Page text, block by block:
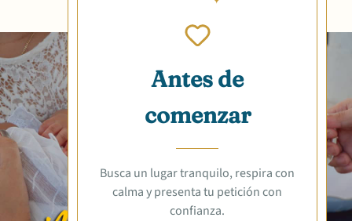
Antes de
comenzar
Busca un lugar tranquilo, respira con
calma y presenta tu petición con
confianza.